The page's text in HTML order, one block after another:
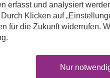
Nachname*
erfasst und analysiert
Klicken auf
für die Zukunft widerrufen.
Nur